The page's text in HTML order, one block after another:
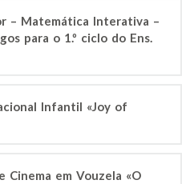
– Matemática Interativa –
para o 1.º ciclo do Ens.
Infantil «Joy of
Cinema em Vouzela «O